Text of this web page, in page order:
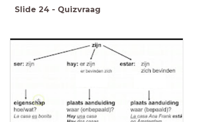
Slide 24 - Quizvraag